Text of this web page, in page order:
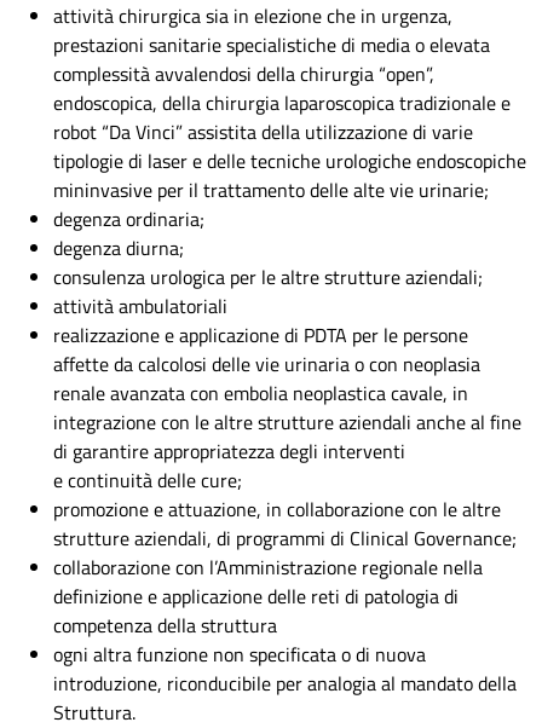
attività chirurgica sia in elezione che in urgenza,
prestazioni sanitarie specialistiche di media o elevata
complessità avvalendosi della chirurgia “open”,
endoscopica, della chirurgia laparoscopica tradizionale e
robot “Da Vinci” assistita della utilizzazione di varie
tipologie di laser e delle tecniche urologiche endoscopiche
mininvasive per il trattamento delle alte vie urinarie;
degenza ordinaria;
degenza diurna;
consulenza urologica per le altre strutture aziendali;
attività ambulatoriali
realizzazione e applicazione di PDTA per le persone
affette da calcolosi delle vie urinaria o con neoplasia
renale avanzata con embolia neoplastica cavale, in
integrazione con le altre strutture aziendali anche al fine
di garantire appropriatezza degli interventi
e continuità delle cure;
promozione e attuazione, in collaborazione con le altre
strutture aziendali, di programmi di Clinical Governance;
collaborazione con l’Amministrazione regionale nella
definizione e applicazione delle reti di patologia di
competenza della struttura
ogni altra funzione non specificata o di nuova
introduzione, riconducibile per analogia al mandato della
Struttura.